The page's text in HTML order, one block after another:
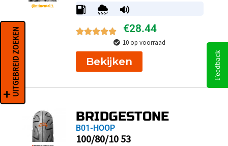
€28.44
10 op voorraad
Bekijken
BRIDGESTONE
B01-HOOP
100/80/10 53
UITGEBREID ZOEKEN Feedback